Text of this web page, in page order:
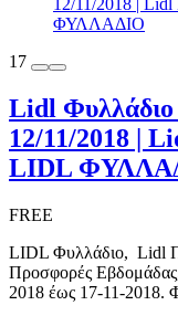
17
Lidl
12/11/2018 |
LIDL
FREE
LIDL Φυλλάδιο, Lidl
Προσφορές
2018 έως 17-11-2018.